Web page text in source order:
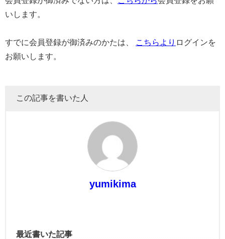
いします。
すでに会員登録が御済みのかたは、 こちらより ログインを
お願いします。
この記事を書いた人
yumikima
最近書いた記事